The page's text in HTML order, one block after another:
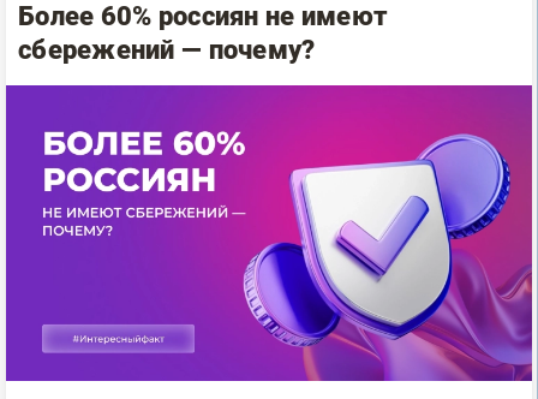
Более 60% россиян не имеют
сбережений — почему?